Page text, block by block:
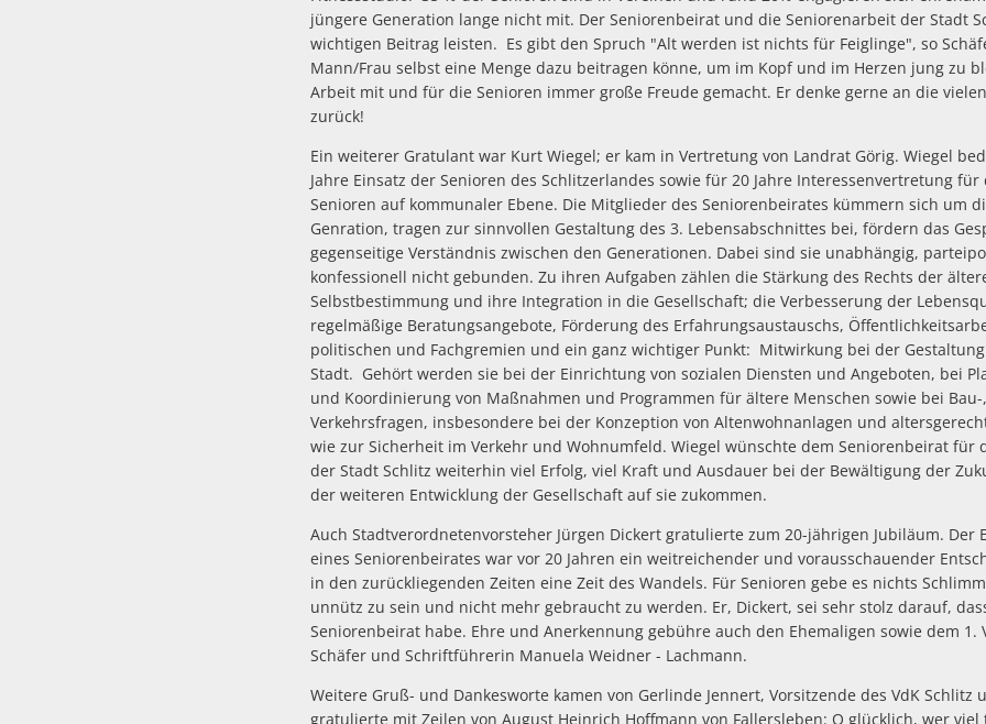
jüngere Generation lange nicht mit. Der Seniorenbeirat und die Seniorenarbeit der Stadt
wichtigen Beitrag leisten. Es gibt den Spruch "Alt werden ist nichts für Feiglinge", so
Mann/Frau selbst eine Menge dazu beitragen könne, um im Kopf und im Herzen jung zu
Arbeit mit und für die Senioren immer große Freude gemacht. Er denke gerne an die
zurück!
Ein weiterer Gratulant war Kurt Wiegel; er kam in Vertretung von Landrat Görig. Wiegel
Jahre Einsatz der Senioren des Schlitzerlandes sowie für 20 Jahre Interessenvertretung
Senioren auf kommunaler Ebene. Die Mitglieder des Seniorenbeirates kümmern sich um
Genration, tragen zur sinnvollen Gestaltung des 3. Lebensabschnittes bei, fördern das
gegenseitige Verständnis zwischen den Generationen. Dabei sind sie unabhängig,
konfessionell nicht gebunden. Zu ihren Aufgaben zählen die Stärkung des Rechts der
Selbstbestimmung und ihre Integration in die Gesellschaft; die Verbesserung der
regelmäßige Beratungsangebote, Förderung des Erfahrungsaustauschs,
politischen und Fachgremien und ein ganz wichtiger Punkt: Mitwirkung bei der
Stadt. Gehört werden sie bei der Einrichtung von sozialen Diensten und Angeboten, bei
und Koordinierung von Maßnahmen und Programmen für ältere Menschen sowie bei
Verkehrsfragen, insbesondere bei der Konzeption von Altenwohnanlagen und
wie zur Sicherheit im Verkehr und Wohnumfeld. Wiegel wünschte dem Seniorenbeirat für
der Stadt Schlitz weiterhin viel Erfolg, viel Kraft und Ausdauer bei der Bewältigung der
der weiteren Entwicklung der Gesellschaft auf sie zukommen.
Auch Stadtverordnetenvorsteher Jürgen Dickert gratulierte zum 20-jährigen Jubiläum. Der
eines Seniorenbeirates war vor 20 Jahren ein weitreichender und vorausschauender
in den zurückliegenden Zeiten eine Zeit des Wandels. Für Senioren gebe es nichts
unnütz zu sein und nicht mehr gebraucht zu werden. Er, Dickert, sei sehr stolz darauf,
Seniorenbeirat habe. Ehre und Anerkennung gebühre auch den Ehemaligen sowie dem 1.
Schäfer und Schriftführerin Manuela Weidner - Lachmann.
Weitere Gruß- und Dankesworte kamen von Gerlinde Jennert, Vorsitzende des VdK Schlitz
gratulierte mit Zeilen von August Heinrich Hoffmann von Fallersleben: O glücklich, wer